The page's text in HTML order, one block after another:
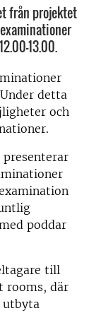
från projektet
13.00.
detta
och
poddar
till
rooms, där
utbyta